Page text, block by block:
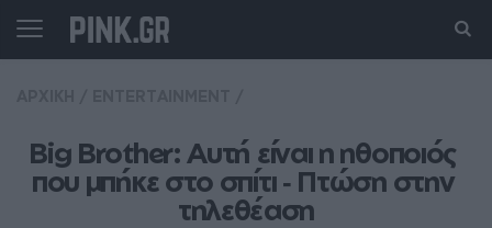
Big Brother: Αυτή είναι η ηθοποιός
που μπήκε στο σπίτι ‑ Πτώση στην
τηλεθέαση